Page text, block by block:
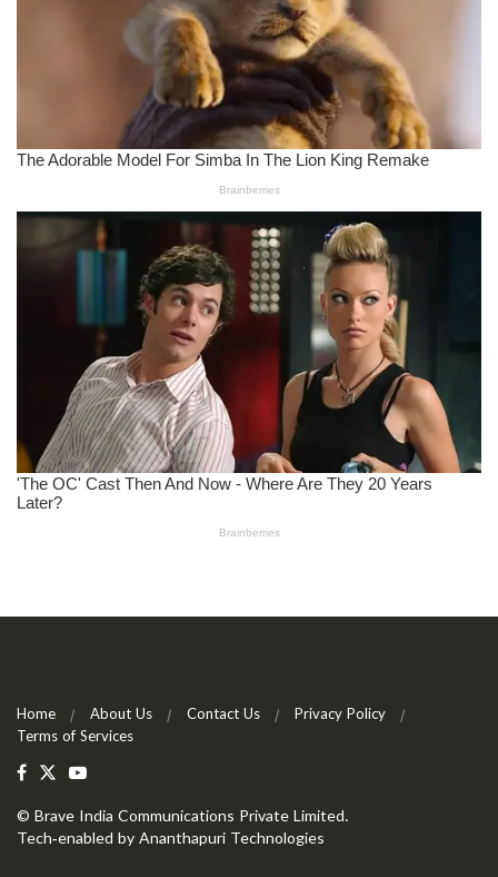
Home About Us Contact Us
Privacy Policy
Terms of Services
© Brave India Communications Private Limited.
Tech-enabled by Ananthapuri Technologies